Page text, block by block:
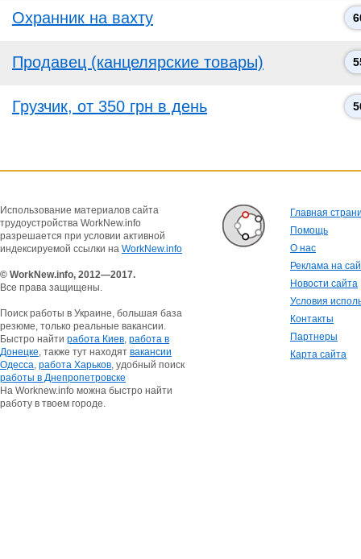
Охранник на вахту
Продавец (канцелярские товары)
Грузчик, от 350 грн в день
Использование материалов сайта
трудоустройства WorkNew.info
разрешается при условии активной
индексируемой ссылки на WorkNew.info
© WorkNew.info, 2012—2017.
Все права защищены.
Поиск работы в Украине, большая база
резюме, только реальные вакансии.
Быстро найти работа Киев, работа в
Донецке, также тут находят вакансии
Одесса, работа Харьков, удобный поиск
работы в Днепропетровске
На Worknew.info можна быстро найти
работу в твоем городе.
Главная
Помощь
О нас
Реклама на
Новости сайта
Условия
Контакты
Партнеры
Карта сайта